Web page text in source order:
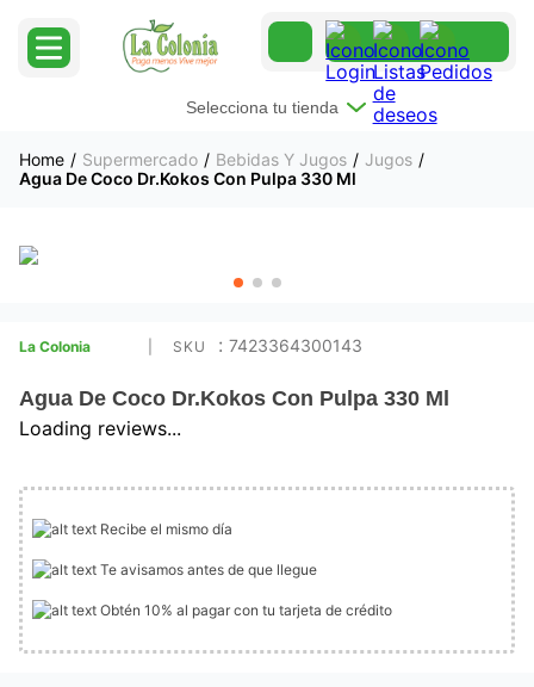
Selecciona tu tienda
Supermercado Bebidas Y Jugos
Jugos
Agua De Coco Dr.Kokos Con Pulpa 330 Ml
La Colonia : 7423364300143
Agua De Coco Dr.Kokos Con Pulpa 330 Ml
Loading reviews...
Recibe el mismo día
Te avisamos antes de que llegue
Obtén 10% al pagar con tu tarjeta de crédito